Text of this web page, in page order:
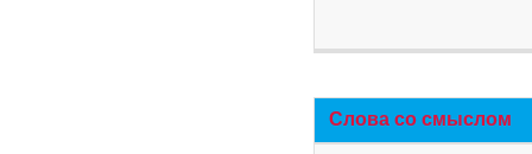
Слова со смыслом